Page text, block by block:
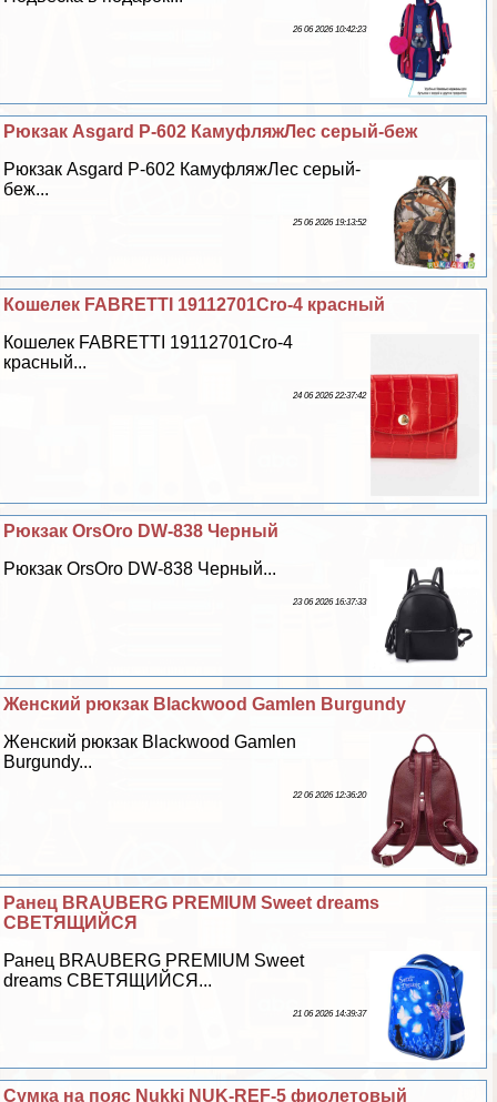
26 06 2026 10:42:23
Рюкзак Asgard Р-602 КамуфляжЛес серый-беж
Рюкзак Asgard Р-602 КамуфляжЛес серый-
беж...
25 06 2026 19:13:52
Кошелек FABRETTI 19112701Cro-4 красный
Кошелек FABRETTI 19112701Cro-4
красный...
24 06 2026 22:37:42
Рюкзак OrsOro DW-838 Черный
Рюкзак OrsOro DW-838 Черный...
23 06 2026 16:37:33
Женский рюкзак Blackwood Gamlen Burgundy
Женский рюкзак Blackwood Gamlen
Burgundy...
22 06 2026 12:36:20
Ранец BRAUBERG PREMIUM Sweet dreams
СВЕТЯЩИЙСЯ
Ранец BRAUBERG PREMIUM Sweet
dreams СВЕТЯЩИЙСЯ...
21 06 2026 14:39:37
Сумка на пояс Nukki NUK-REF-5 фиолетовый